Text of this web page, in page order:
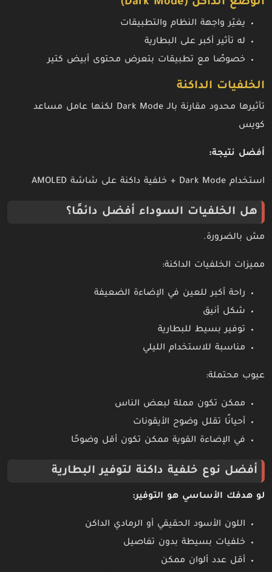
يغيّر واجهة النظام والتطبيقات
له تأثير أكبر على البطارية
خصوصًا مع تطبيقات بتعرض محتوى أبيض كتير
الخلفيات الداكنة
تأثيرها محدود مقارنة بالـ Dark Mode لكنها عامل مساعد
كويس
أفضل نتيجة:
استخدام Dark Mode + خلفية داكنة على شاشة AMOLED
هل الخلفيات السوداء أفضل دائمًا؟
مش بالضرورة.
مميزات الخلفيات الداكنة:
راحة أكبر للعين في الإضاءة الضعيفة
شكل أنيق
توفير بسيط للبطارية
مناسبة للاستخدام الليلي
عيوب محتملة:
ممكن تكون مملة لبعض الناس
أحيانًا تقلل وضوح الأيقونات
في الإضاءة القوية ممكن تكون أقل وضوحًا
أفضل نوع خلفية داكنة لتوفير البطارية
لو هدفك الأساسي هو التوفير:
اللون الأسود الحقيقي أو الرمادي الداكن
خلفيات بسيطة بدون تفاصيل
أقل عدد ألوان ممكن